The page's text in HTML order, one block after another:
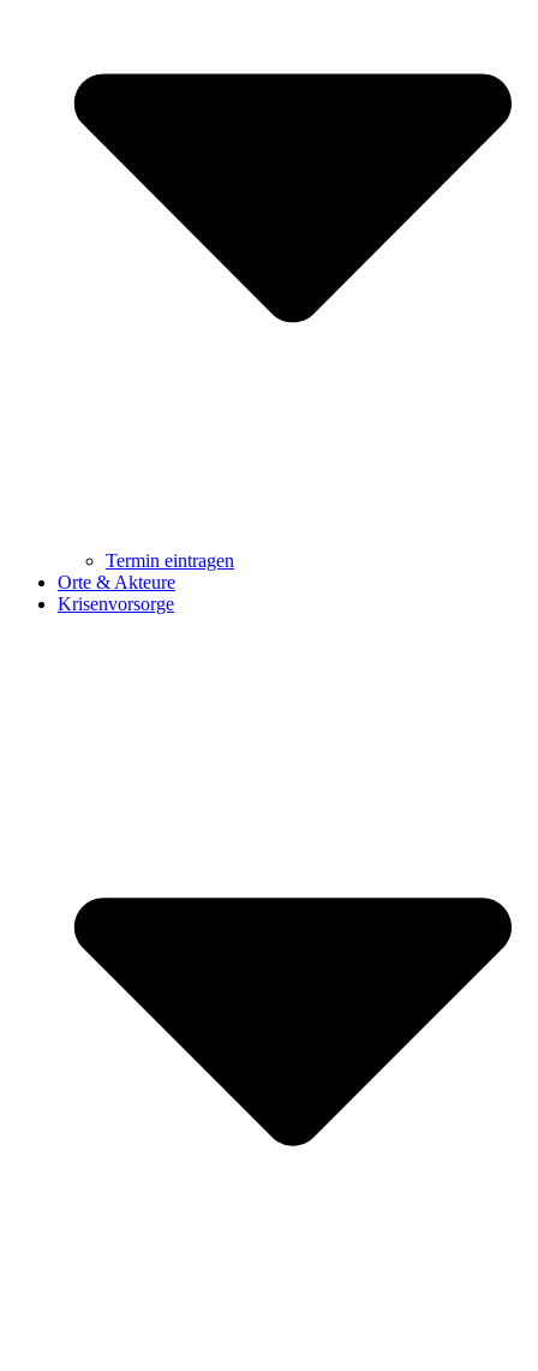
Termin eintragen
Orte & Akteure
Krisenvorsorge